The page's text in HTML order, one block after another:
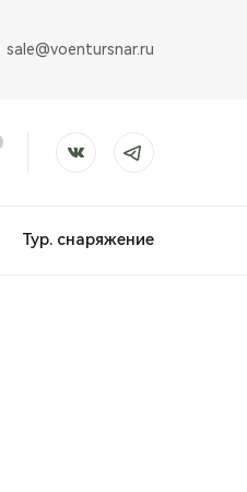
sale@voentursnar.ru
Тур. снаряжение